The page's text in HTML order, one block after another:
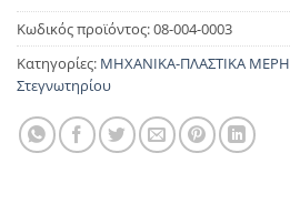
Κωδικός προϊόντος:08-004-0003
Κατηγορίες: ΜΗΧΑΝΙΚΑ-ΠΛΑΣΤΙΚΑ ΜΕΡΗ
Στεγνωτηρίου